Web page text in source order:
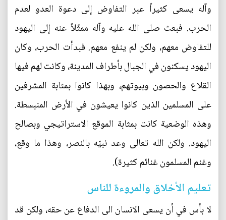
وآله يسعى كثيراً عبر التفاوض إلى دعوة العدو لعدم
الحرب. فبعث صلى الله عليه وآله ممثّلاً عنه إلى اليهود
للتفاوض معهم، ولكن لم ينفع معهم. فبدأت الحرب، وكان
اليهود يسكنون في الجبال بأطراف المدينة، وكانت لهم فيها
القلاع والحصون وبيوتهم، وبهذا كانوا بمثابة المشرفين
على المسلمين الذين كانوا يعيشون في الأرض المنبسطة.
وهذه الوضعية كانت بمثابة الموقع الاستراتيجي وبصالح
اليهود. ولكن الله تعالى وعد نبيّه بالنصر، وهذا ما وقع،
وغنم المسلمون غنائم كثيرة).
تعليم الأخلاق والمروءة للناس
لا بأس في أن يسعى الانسان الى الدفاع عن حقه، ولكن قد